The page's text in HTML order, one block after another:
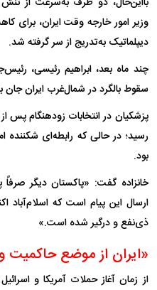
وزیر امور خارجه وقت ایران، برای
دیپلماتیک به‌تدریج از سر گرفته شد.
چند ماه بعد، ابراهیم رئیسی،
سقوط بالگرد در شمال‌غرب ایران جان
رسید؛ در حالی که رابطه‌ای شکننده
بود.
خانزاده گفت: «پاکستان دیگر صرفاً
ارسال این پیام است که اسلام‌آباد
ذی‌نفع و درگیر شده است.»
«ایران از موضع